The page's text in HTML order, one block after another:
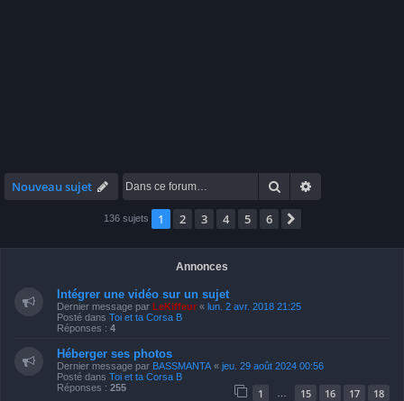
Nouveau sujet Rechercher
136 sujets 1 2 3 4 5 6
Annonces
Intégrer une vidéo sur un sujet
Dernier message par LeKiffeur « lun. 2 avr. 2018 21:25
Posté dans Toi et ta Corsa B
Réponses : 4
Héberger ses photos
Dernier message par BASSMANTA « jeu. 29 août 2024 00:56
Posté dans Toi et ta Corsa B
Réponses : 255 1 15 16 17 18